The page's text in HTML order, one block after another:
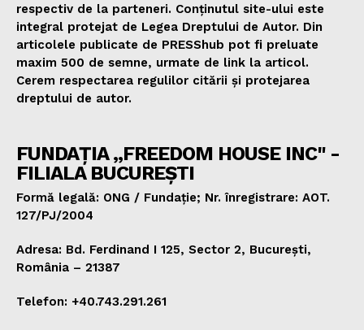
respectiv de la parteneri. Conținutul site-ului este
integral protejat de Legea Dreptului de Autor. Din
articolele publicate de PRESShub pot fi preluate
maxim 500 de semne, urmate de link la articol.
Cerem respectarea regulilor citării și protejarea
dreptului de autor.
FUNDAȚIA „FREEDOM HOUSE INC" -
FILIALA BUCUREȘTI
Formă legală: ONG / Fundație; Nr. înregistrare: AOT.
127/PJ/2004
Adresa: Bd. Ferdinand I 125, Sector 2, București,
România – 21387
Telefon: +40.743.291.261